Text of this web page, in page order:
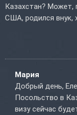
Казахстан? Может,
США, родился внук,
Мария
Добрый день,
Посольство в
визу сейчас